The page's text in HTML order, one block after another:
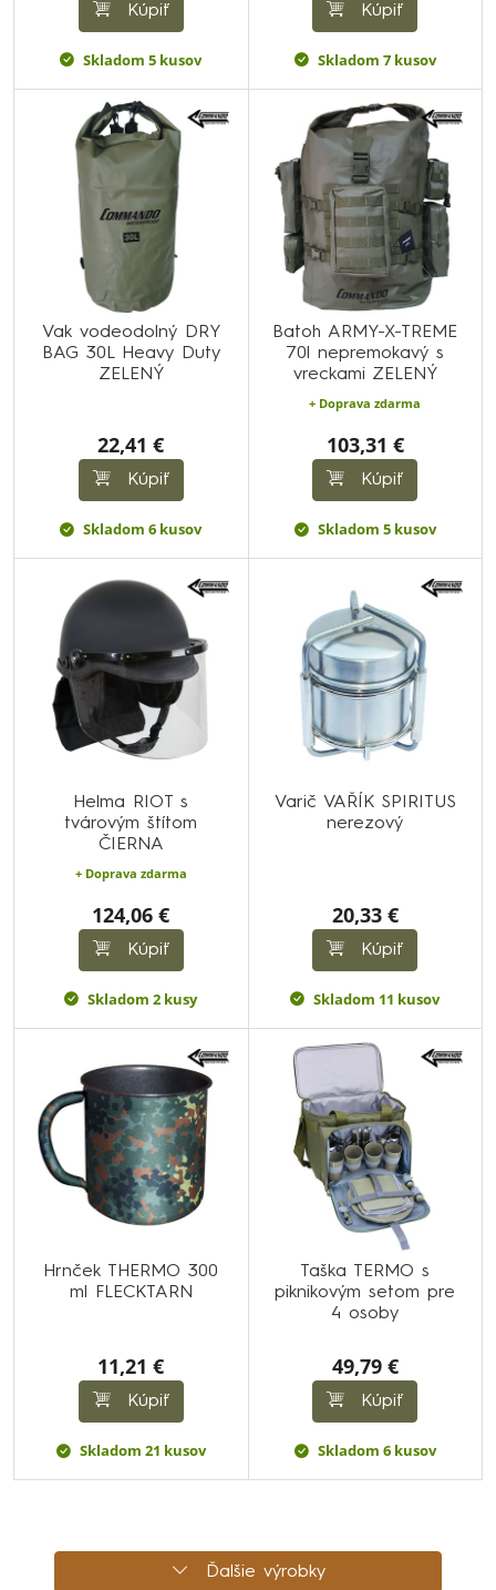
Kúpiť
Skladom 5 kusov
Kúpiť
Skladom 7 kusov
Vak vodeodolný DRY
BAG 30L Heavy Duty
ZELENÝ
22,41 €
Kúpiť
Skladom 6 kusov
Batoh ARMY-X-TREME
70l nepremokavý s
vreckami ZELENÝ
+ Doprava zdarma
103,31 €
Kúpiť
Skladom 5 kusov
Helma RIOT s
tvárovým štítom
ČIERNA
+ Doprava zdarma
124,06 €
Kúpiť
Skladom 2 kusy
Varič VAŘÍK SPIRITUS
nerezový
20,33 €
Kúpiť
Skladom 11 kusov
Hrnček THERMO 300
ml FLECKTARN
11,21 €
Kúpiť
Skladom 21 kusov
Taška TERMO s
piknikovým setom pre
4 osoby
49,79 €
Kúpiť
Skladom 6 kusov
Ďalšie výrobky